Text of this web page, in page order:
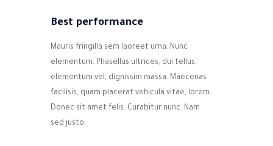
Best performance
Mauris fringilla sem laoreet urna. Nunc
elementum. Phasellus ultrices, dui tellus,
elementum vel, dignissim massa. Maecenas
facilisis, quam placerat vehicula vitae, lorem.
Donec sit amet felis. Curabitur nunc. Nam
sed justo.